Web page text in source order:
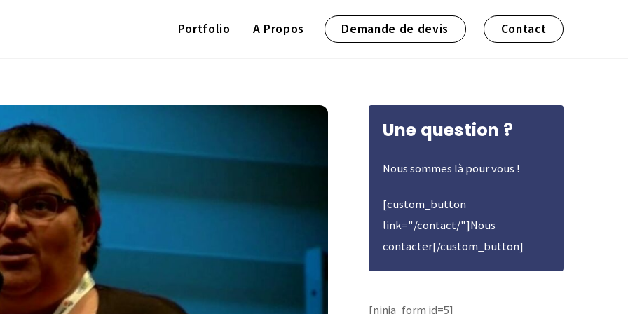
Portfolio A Propos Demande de devis Contact
Une question ?
Nous sommes là pour vous !
[custom_button
link="/contact/"]Nous
contacter[/custom_button]
[ninja_form id=5]